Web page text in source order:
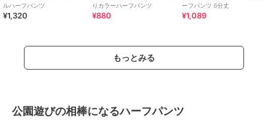
ルハーフパンツ
¥1,320
りカラーハーフパンツ
¥880
ーフパンツ 6分丈
¥1,089
もっとみる
公園遊びの相棒になるハーフパンツ